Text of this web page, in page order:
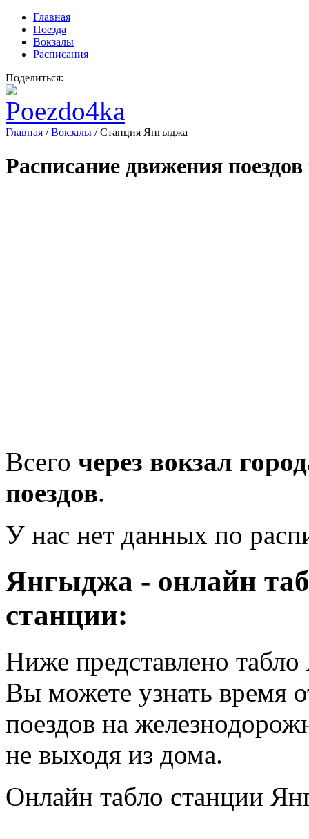
Главная
Поезда
Вокзалы
Расписания
Поделиться:
Главная /Вокзалы /Станция Янгыджа
Расписание движения
Всего через вокзал
поездов.
У нас нет данных по
Янгыджа - онлайн
станции:
Ниже представлено
Вы можете узнать время
поездов на
не выходя из дома.
Онлайн табло станции